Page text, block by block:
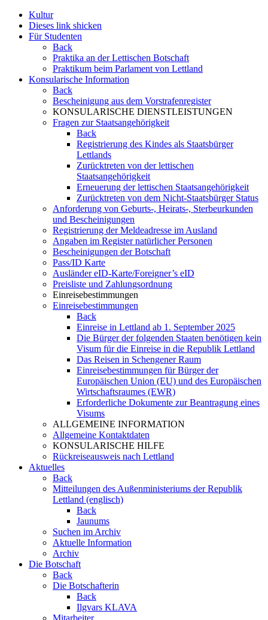
Kultur
Dieses link shicken
Für Studenten
Back
Praktika an der Lettischen Botschaft
Praktikum beim Parlament von Lettland
Konsularische Information
Back
Bescheinigung aus dem Vorstrafenregister
KONSULARISCHE DIENSTLEISTUNGEN
Fragen zur Staatsangehörigkeit
Back
Registrierung des Kindes als Staatsbürger
Lettlands
Zurücktreten von der lettischen
Staatsangehörigkeit
Erneuerung der lettischen Staatsangehörigkeit
Zurücktreten von dem Nicht-Staatsbürger Status
Anforderung von Geburts-, Heirats-, Sterbeurkunden
und Bescheinigungen
Registrierung der Meldeadresse im Ausland
Angaben im Register natürlicher Personen
Bescheinigungen der Botschaft
Pass/ID Karte
Ausländer eID-Karte/Foreigner’s eID
Preisliste und Zahlungsordnung
Einreisebestimmungen
Einreisebestimmungen
Back
Einreise in Lettland ab 1. September 2025
Die Bürger der folgenden Staaten benötigen kein
Visum für die Einreise in die Republik Lettland
Das Reisen in Schengener Raum
Einreisebestimmungen für Bürger der
Europäischen Union (EU) und des Europäischen
Wirtschaftsraumes (EWR)
Erforderliche Dokumente zur Beantragung eines
Visums
ALLGEMEINE INFORMATION
Allgemeine Kontaktdaten
KONSULARISCHE HILFE
Rückreiseausweis nach Lettland
Aktuelles
Back
Mitteilungen des Außenministeriums der Republik
Lettland (englisch)
Back
Jaunums
Suchen im Archiv
Aktuelle Information
Archiv
Die Botschaft
Back
Die Botschafterin
Back
Ilgvars KLAVA
Mitarbeiter